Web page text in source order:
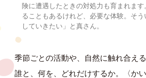
険に遭遇したときの対処力も育まれま
ることもあるけれど、必要な体験。そ
していきたい」と真さん。
季節ごとの活動や、自然に触れ合え
誰と、何を、どれだけするか。〈か